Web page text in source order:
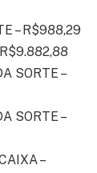
– R$988,29
SORTE –
SORTE –
–